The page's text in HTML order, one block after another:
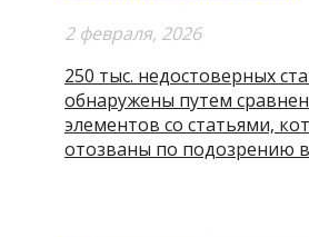
2 февраля, 2026
250 тыс. недостоверных
обнаружены путем
элементов со статьями,
отозваны по подозрению